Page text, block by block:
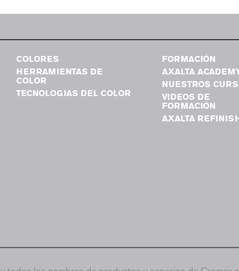
COLORES
HERRAMIENTAS DE
COLOR
TECNOLOGIAS DEL COLOR
FORMACIÓN
AXALTA
NUESTROS
VIDEOS DE
FORMACIÓN
AXALTA